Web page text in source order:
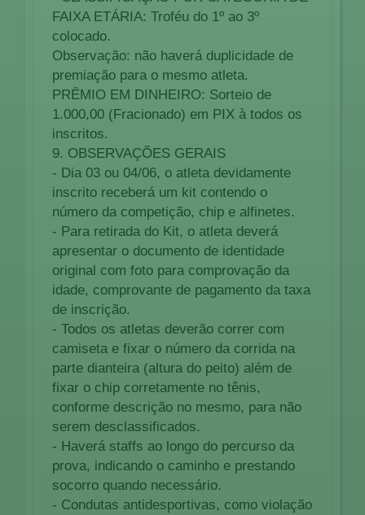
FAIXA ETÁRIA: Troféu do 1º ao 3º
colocado.
Observação: não haverá duplicidade de
premiação para o mesmo atleta.
PRÊMIO EM DINHEIRO: Sorteio de
1.000,00 (Fracionado) em PIX à todos os
inscritos.
9. OBSERVAÇÕES GERAIS
- Dia 03 ou 04/06, o atleta devidamente
inscrito receberá um kit contendo o
número da competição, chip e alfinetes.
- Para retirada do Kit, o atleta deverá
apresentar o documento de identidade
original com foto para comprovação da
idade, comprovante de pagamento da taxa
de inscrição.
- Todos os atletas deverão correr com
camiseta e fixar o número da corrida na
parte dianteira (altura do peito) além de
fixar o chip corretamente no tênis,
conforme descrição no mesmo, para não
serem desclassificados.
- Haverá staffs ao longo do percurso da
prova, indicando o caminho e prestando
socorro quando necessário.
- Condutas antidesportivas, como violação